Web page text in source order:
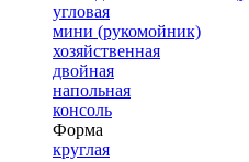
угловая
мини (рукомойник)
хозяйственная
двойная
напольная
консоль
Форма
круглая